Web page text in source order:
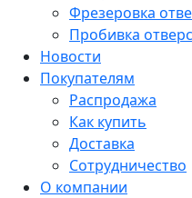
Фрезеровка
Пробивка
Новости
Покупателям
Распродажа
Как купить
Доставка
Сотрудничество
О компании